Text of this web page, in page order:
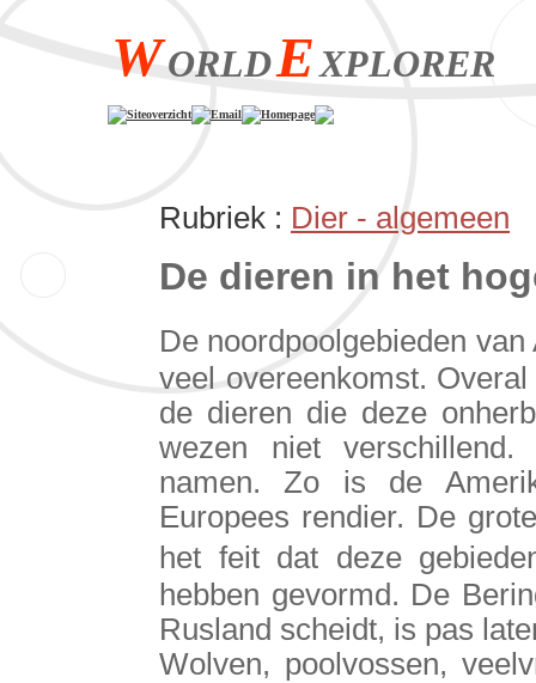
WORLDEXPLORER
Siteoverzicht Email Homepage
Rubriek : Dier - algemeen
De dieren in het
De noordpoolgebieden
veel overeenkomst.
de dieren die deze
wezen niet
namen. Zo is de
Europees rendier. De
het feit dat deze
hebben gevormd. De
Rusland scheidt, is pas
Wolven, poolvossen,